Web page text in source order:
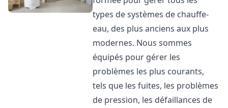
types de systèmes de chauffe-
eau, des plus anciens aux plus
modernes. Nous sommes
équipés pour gérer les
problèmes les plus courants,
tels que les fuites, les problèmes
de pression, les défaillances de